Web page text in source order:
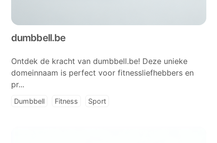
dumbbell.be
Ontdek de kracht van dumbbell.be! Deze unieke
domeinnaam is perfect voor fitnessliefhebbers en
pr...
Dumbbell Fitness Sport